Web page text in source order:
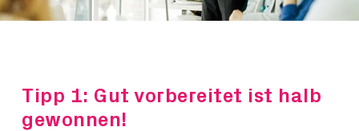
Tipp 1: Gut vorbereitet ist halb
gewonnen!